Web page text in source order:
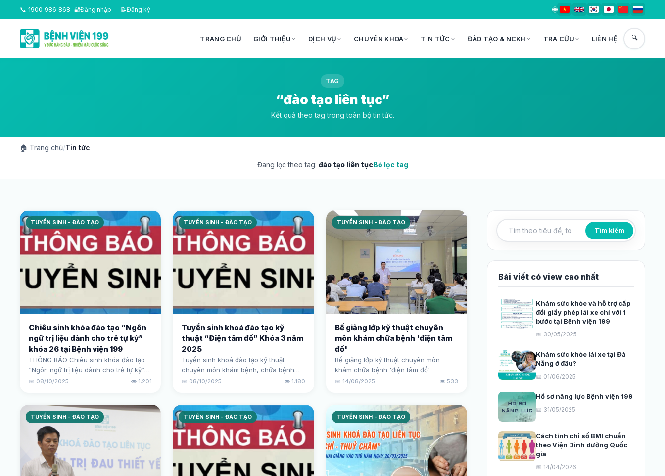
📞 1900 986 868 🔐Đăng nhập 📝Đăng ký 🌐
TRANG CHỦ GIỚI THIỆU DỊCH VỤ CHUYÊN KHOA TIN TỨC ĐÀO TẠO & NCKH TRA CỨU LIÊN HỆ 🔍
TAG
“đào tạo liên tục”
Kết quả theo tag trong toàn bộ tin tức.
🏠 Trang chủ/Tin tức
Đang lọc theo tag: đào tạo liên tụcBỏ lọc tag
TUYỂN SINH - ĐÀO TẠO
Chiêu sinh khóa đào tạo “Ngôn
ngữ trị liệu dành cho trẻ tự kỷ”
khóa 26 tại Bệnh viện 199
THÔNG BÁO Chiêu sinh khóa đào tạo
“Ngôn ngữ trị liệu dành cho trẻ tự kỷ”
khóa 26 tại Bệnh viện 199
📅 08/10/2025 👁️ 1.201
TUYỂN SINH - ĐÀO TẠO
Tuyển sinh khoá đào tạo kỹ
thuật “Điện tâm đồ” Khóa 3 năm
2025
Tuyển sinh khoá đào tạo kỹ thuật
chuyên môn khám bệnh, chữa bệnh
“Điện tâm đồ” Khóa 3 năm 2025
📅 08/10/2025 👁️ 1.180
TUYỂN SINH - ĐÀO TẠO
Bế giảng lớp kỹ thuật chuyên
môn khám chữa bệnh 'điện tâm
đồ'
Bế giảng lớp kỹ thuật chuyên môn
khám chữa bệnh 'điện tâm đồ'
📅 14/08/2025 👁️ 533
TUYỂN SINH - ĐÀO TẠO TUYỂN SINH - ĐÀO TẠO TUYỂN SINH - ĐÀO TẠO
Tìm kiếm bài viết
Tìm kiếm
Bài viết có view cao nhất
Khám sức khỏe và hỗ trợ cấp
đổi giấy phép lái xe chỉ với 1
bước tại Bệnh viện 199
📅 30/05/2025
Khám sức khỏe lái xe tại Đà
Nẵng ở đâu?
📅 01/06/2025
Hồ sơ năng lực Bệnh viện 199
📅 31/05/2025
Cách tính chỉ số BMI chuẩn
theo Viện Dinh dưỡng Quốc
gia
📅 14/04/2026